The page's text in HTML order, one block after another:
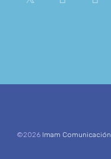
©2026 Imam Comunicación